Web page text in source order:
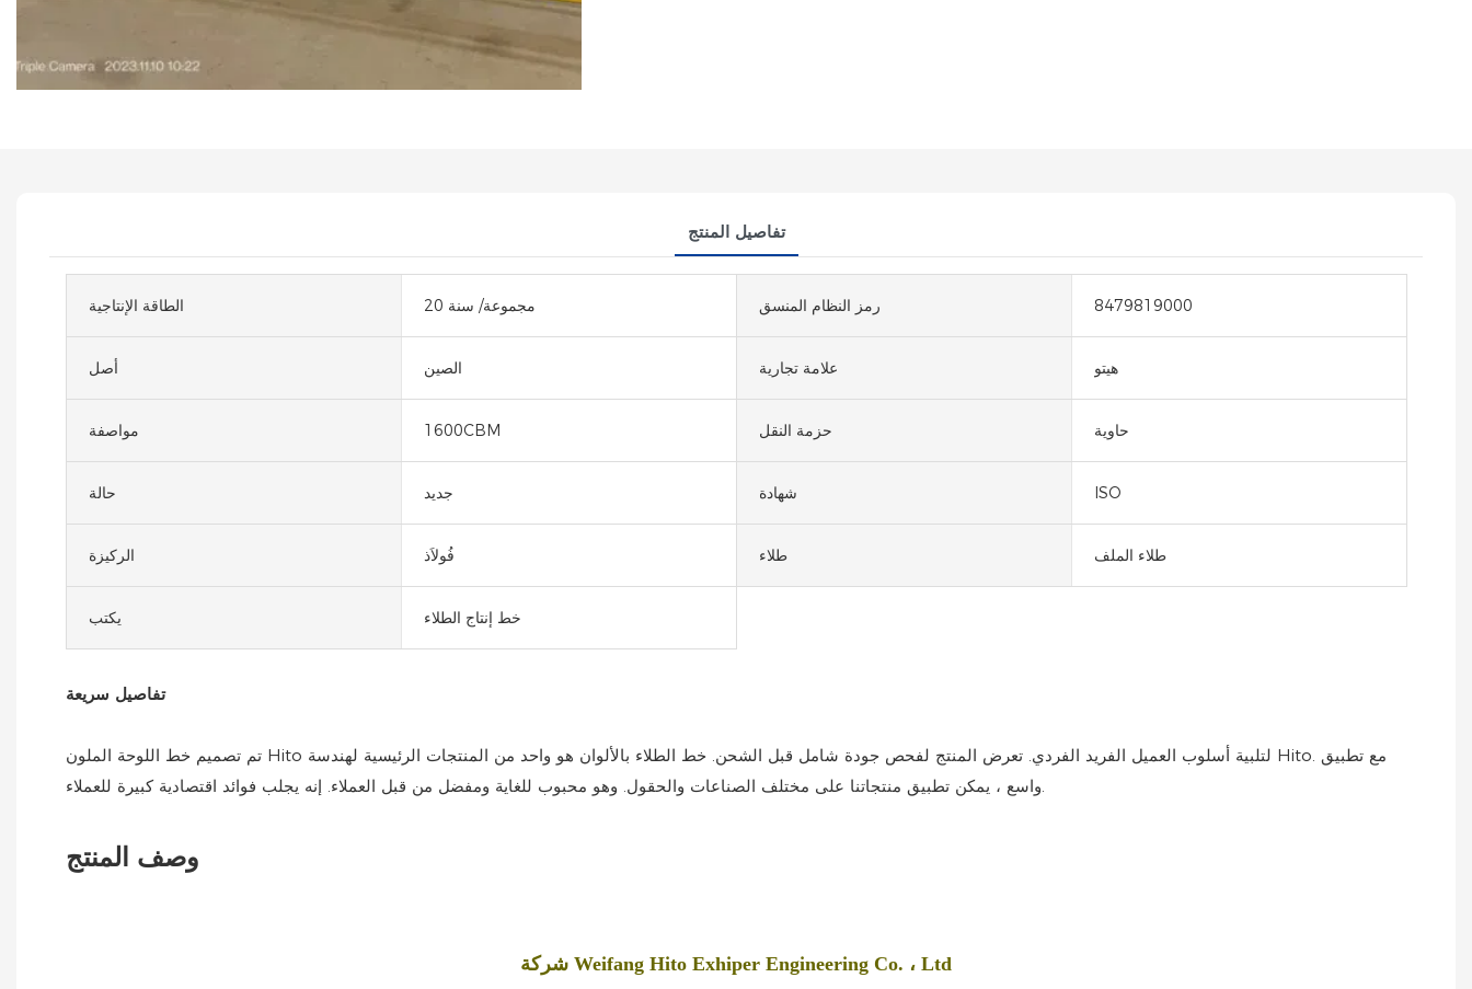
تفاصيل المنتج
الطاقة الإنتاجية 20 مجموعة/ سنة رمز النظام المنسق 8479819000
أصل الصين علامة تجارية هيتو
مواصفة 1600CBM حزمة النقل حاوية
حالة جديد شهادة ISO
الركيزة فُولاَذ طلاء طلاء الملف
يكتب خط إنتاج الطلاء
تفاصيل سريعة
تم تصميم خط اللوحة الملون Hito لتلبية أسلوب العميل الفريد الفردي. تعرض المنتج لفحص جودة شامل قبل الشحن. خط الطلاء بالألوان هو واحد من المنتجات الرئيسية لهندسة Hito. مع تطبيق
واسع ، يمكن تطبيق منتجاتنا على مختلف الصناعات والحقول. وهو محبوب للغاية ومفضل من قبل العملاء. إنه يجلب فوائد اقتصادية كبيرة للعملاء.
وصف المنتج
شركة Weifang Hito Exhiper Engineering Co. ، Ltd